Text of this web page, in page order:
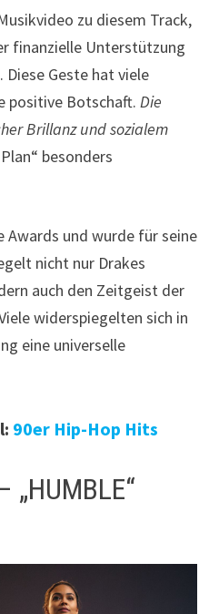
zu diesem Track,
finanzielle Unterstützung
Geste hat viele
positive Botschaft. Die
Brillanz und sozialem
besonders
Awards und wurde für seine
nicht nur Drakes
auch den Zeitgeist der
widerspiegelten sich in
eine universelle
90er Hip-Hop Hits